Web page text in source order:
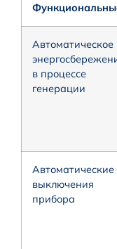
Автоматическое
в процессе
генерации
Автоматические
выключения
прибора